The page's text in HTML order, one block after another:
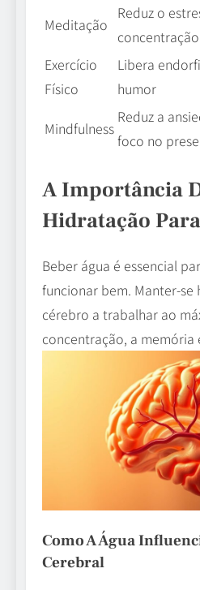
Meditação
Reduz o
concentração
Exercício
Físico
Libera
humor
Mindfulness
Reduz a
foco no
A Importância
Hidratação
Beber água é essencial
funcionar bem. Manter-
cérebro a trabalhar ao
concentração, a memória
Como A Água
Cerebral